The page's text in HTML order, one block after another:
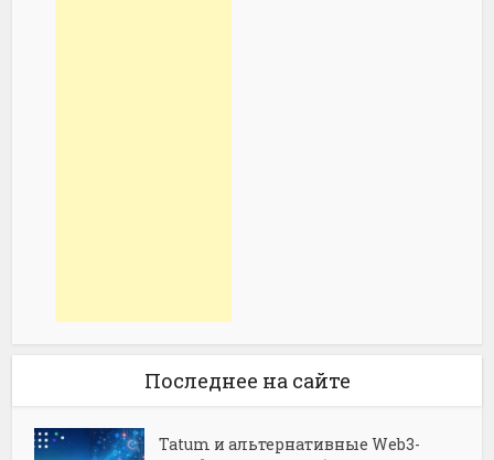
Последнее на сайте
Tatum и альтернативные Web3-